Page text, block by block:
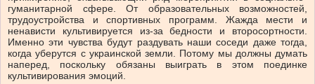
гуманитарной сфере. От образовательных возможностей,
трудоустройства и спортивных программ. Жажда мести и
ненависти культивируется из-за бедности и второсортности.
Именно эти чувства будут раздувать наши соседи даже тогда,
когда уберутся с украинской земли. Потому мы должны думать
наперед, поскольку обязаны выиграть в этом поединке
культивирования эмоций.